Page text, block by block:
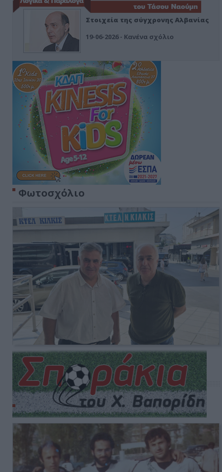
Στοιχεία της σύγχρονης Αλβανίας
19-06-2026 - Κανένα σχόλιο
Φωτοσχόλιο